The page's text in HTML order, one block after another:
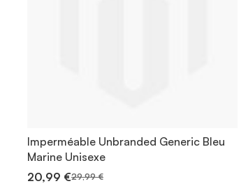
Imperméable Unbranded Generic Bleu
Marine Unisexe
20,99 €29,99 €